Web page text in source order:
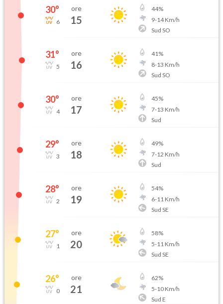
30°
6
ore
15
44%
9-14Km/h
Sud SO
31°
5
ore
16
41%
8-13 Km/h
Sud SO
30°
4
ore
17
45%
7-13 Km/h
Sud
29°
3
ore
18
49%
7-12 Km/h
Sud
28°
2
ore
19
54%
6-11 Km/h
Sud SE
27°
1
ore
20
58%
5-11 Km/h
Sud SE
26°
0
ore
21
62%
5-10Km/h
Sud E